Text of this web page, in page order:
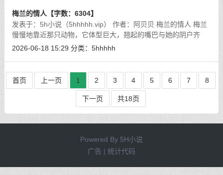
梅兰的情人【字数：6304】
发表于：5h小说（5hhhhh.vip） 作者：阿贝贝 梅兰的情人 梅兰
慢慢地靠近那只动物，它体型巨大，翘起的嘴巴与她的阴户齐
平；她将自己芬芳、成熟、火热的阴户放在小侠的鼻子前面，等
2026-06-18 15:29 分类： 5hhhhh
首页 上一页 1 2 3 4 5 6 7 8
下一页 共18页
Powered By 5H小说
广告 | 统计代码